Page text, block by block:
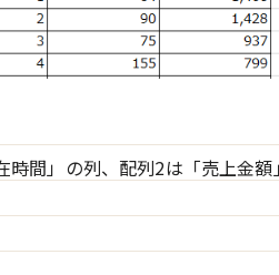
時間」の列、配列2は「売上金額